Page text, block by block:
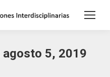
agosto 5, 2019